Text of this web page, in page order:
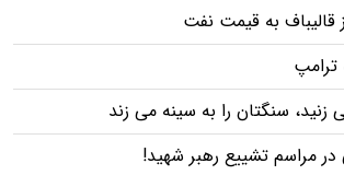
قالیباف به قیمت نفت
ترامپ
سنگتان را به سینه می زند
مراسم تشییع رهبر شهید!